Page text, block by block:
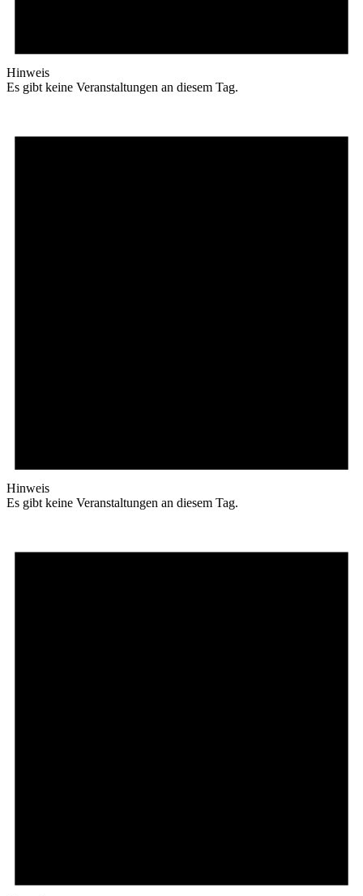
Hinweis
Es gibt keine Veranstaltungen an diesem Tag.
Hinweis
Es gibt keine Veranstaltungen an diesem Tag.